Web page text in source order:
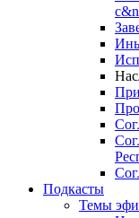
Подкасты
Темы